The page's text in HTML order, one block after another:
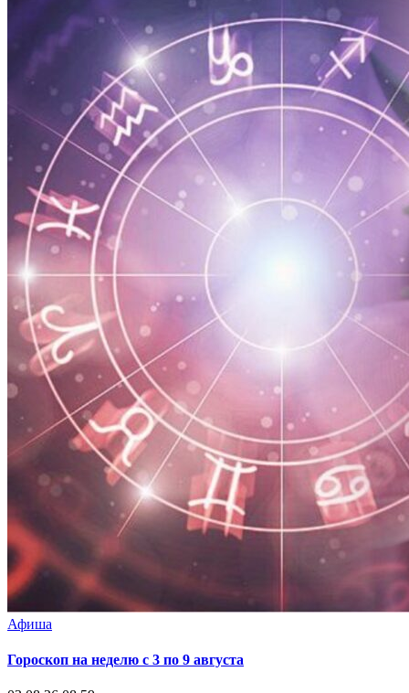
Афиша
Гороскоп на неделю с 3 по 9 августа